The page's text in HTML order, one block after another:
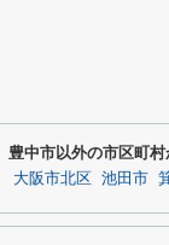
豊中市以外の市区町
大阪市北区 池田市